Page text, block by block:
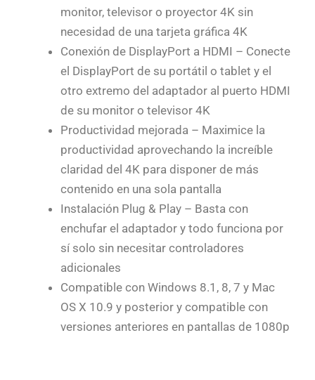
monitor, televisor o proyector 4K sin
necesidad de una tarjeta gráfica 4K
Conexión de DisplayPort a HDMI – Conecte
el DisplayPort de su portátil o tablet y el
otro extremo del adaptador al puerto HDMI
de su monitor o televisor 4K
Productividad mejorada – Maximice la
productividad aprovechando la increíble
claridad del 4K para disponer de más
contenido en una sola pantalla
Instalación Plug & Play – Basta con
enchufar el adaptador y todo funciona por
sí solo sin necesitar controladores
adicionales
Compatible con Windows 8.1, 8, 7 y Mac
OS X 10.9 y posterior y compatible con
versiones anteriores en pantallas de 1080p